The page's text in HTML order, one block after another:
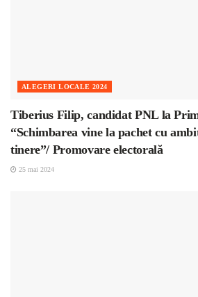
ALEGERI LOCALE 2024
Tiberius Filip, candidat PNL la
“Schimbarea vine la pachet cu
tinere”/ Promovare electorală
25 mai 2024